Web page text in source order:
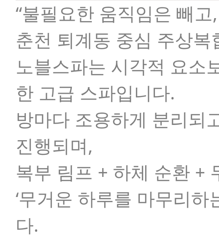
“불필요한 움직임은 빼
춘천 퇴계동 중심 주상복
노블스파는 시각적 요소
한 고급 스파입니다.
방마다 조용하게 분리되
진행되며,
복부 림프 + 하체 순환 +
‘무거운 하루를 마무리
다.